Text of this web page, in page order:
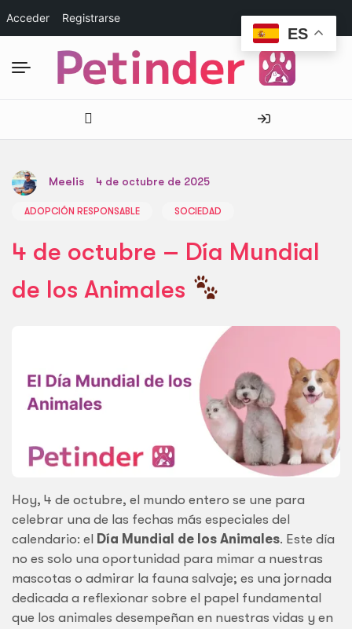
Acceder Registrarse
Meelis 4 de octubre de 2025
ADOPCIÓN RESPONSABLE SOCIEDAD
4 de octubre – Día Mundial
de los Animales
Hoy, 4 de octubre, el mundo entero se une para
celebrar una de las fechas más especiales del
calendario: el Día Mundial de los Animales. Este día
no es solo una oportunidad para mimar a nuestras
mascotas o admirar la fauna salvaje; es una jornada
dedicada a reflexionar sobre el papel fundamental
que los animales desempeñan en nuestras vidas y en
ES